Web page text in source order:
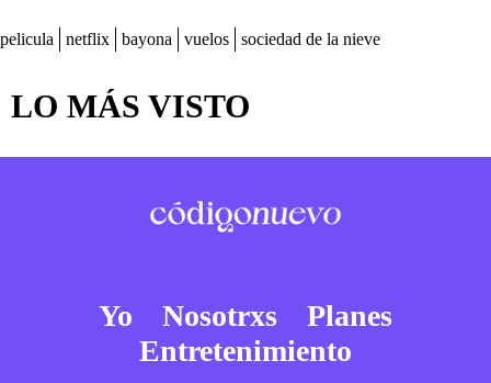
pelicula netflix bayona vuelos sociedad de la nieve
LO MÁS VISTO
Yo Nosotrxs
Planes
Entretenimiento